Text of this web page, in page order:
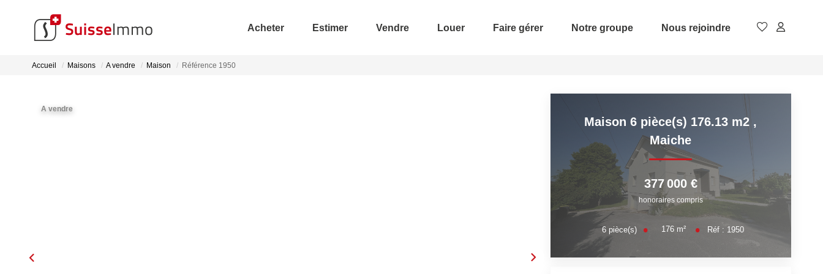
Acheter Estimer Vendre Louer Faire gérer Notre groupe Nous rejoindre
Accueil Maisons A vendre Maison Référence 1950
A vendre
Maison 6 pièce(s) 176.13 m2 ,
Maiche
377 000 €
honoraires compris
6 pièce(s) 176 m² Réf : 1950